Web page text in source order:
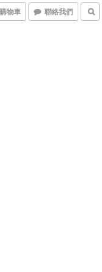
購物車 聯絡我們